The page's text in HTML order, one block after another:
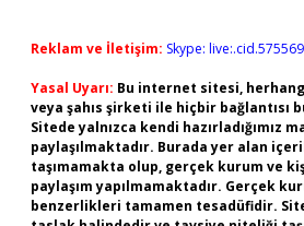
Reklam ve İletişim: Skype:
Yasal Uyarı: Bu internet sitesi,
veya şahıs şirketi ile hiçbir bağlantısı
Sitede yalnızca kendi hazırladığımız
paylaşılmaktadır. Burada yer alan
taşımamakta olup, gerçek kurum ve
paylaşım yapılmamaktadır. Gerçek
benzerlikleri tamamen tesadüfidir.